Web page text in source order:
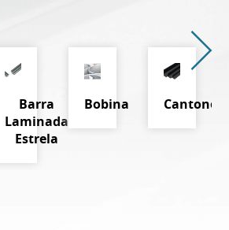
Barra
Laminada
Estrela
Bobina